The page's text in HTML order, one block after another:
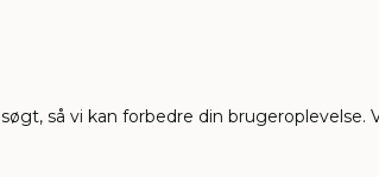
så vi kan forbedre din brugeroplevelse.